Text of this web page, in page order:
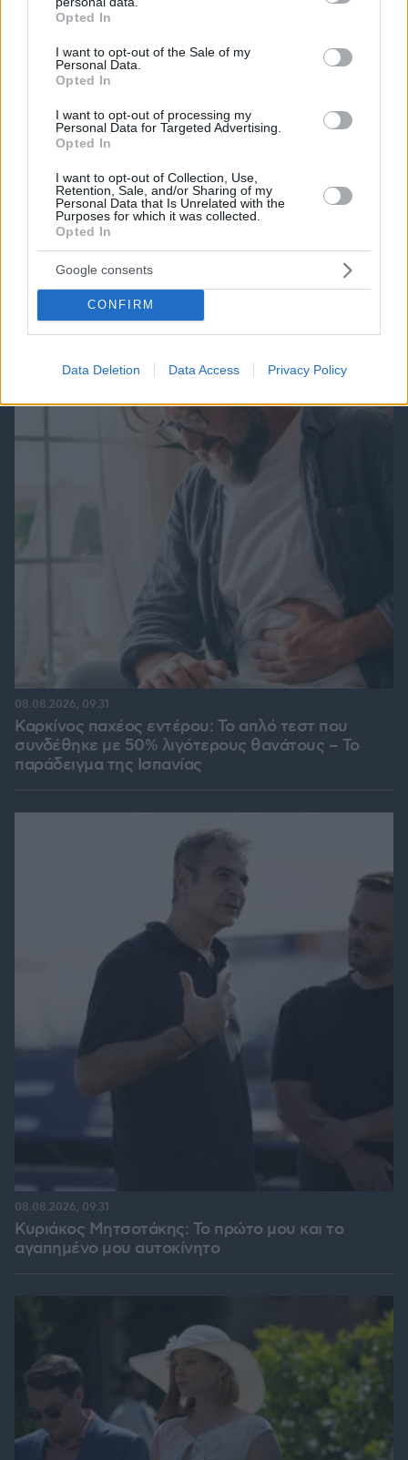
grant or deny consent to Google and its third-party tags to
use your data for below specified purposes in below Google
consent section.
Opted In
I want to opt-out of the Sale of my
Personal Data.
Opted In
I want to opt-out of processing my
Personal Data for Targeted Advertising.
Opted In
I want to opt-out of Collection, Use,
Retention, Sale, and/or Sharing of my
Personal Data that Is Unrelated with the
Purposes for which it was collected.
Opted In
Google consents
CONFIRM
Data Deletion Data Access Privacy Policy
Games
Cut The Rope Northern Heights Candy
ΔΕΙΤΕ ΟΛΑ ΤΑ GAMES
Best of Network
Καρκίνος παχέος εντέρου: Το απλό τεστ που
συνδέθηκε με 50% λιγότερους θανάτους – Το
παράδειγμα της Ισπανίας
08.08.2026, 09:31
Κυριάκος Μητσοτάκης: Το πρώτο μου και το
αγαπημένο μου αυτοκίνητο
08.08.2026, 09:31